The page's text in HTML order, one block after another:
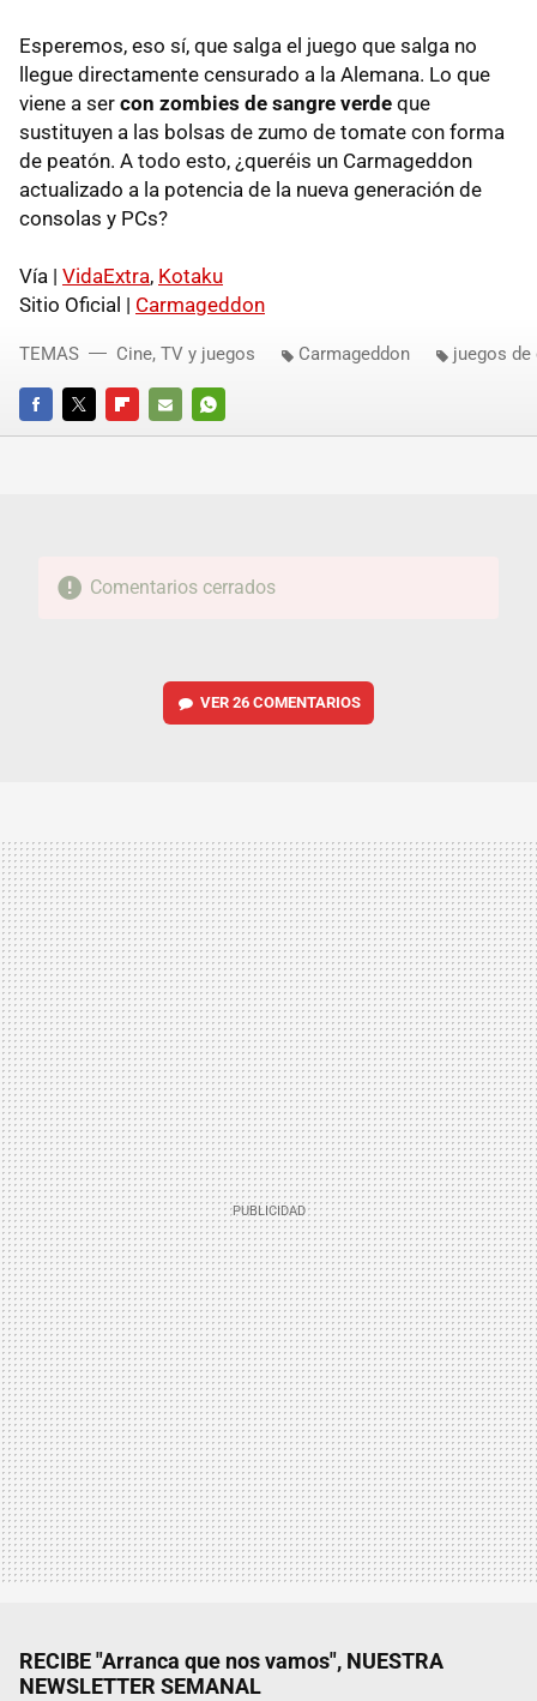
Esperemos, eso sí, que salga el juego que salga no
llegue directamente censurado a la Alemana. Lo que
viene a ser con zombies de sangre verde que
sustituyen a las bolsas de zumo de tomate con forma
de peatón. A todo esto, ¿queréis un Carmageddon
actualizado a la potencia de la nueva generación de
consolas y PCs?
Vía | VidaExtra, Kotaku
Sitio Oficial | Carmageddon
FACEBOOKTWITTERFLIPBOARD
E-
WHATSAPP
TEMAS Cine, TV y juegos Carmageddon juegos
Comentarios cerrados
VER 26 COMENTARIOS
RECIBE "Arranca que nos vamos", NUESTRA
NEWSLETTER SEMANAL